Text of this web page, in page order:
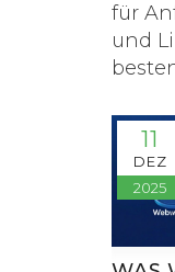
für
und
11
DEZ
2025